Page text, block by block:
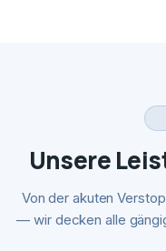
Unsere
Von der akuten
— wir decken alle